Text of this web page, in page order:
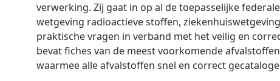
verwerking. Zij gaat in op al de toepasselijke
wetgeving radioactieve stoffen,
praktische vragen in verband met het veilig en
bevat fiches van de meest voorkomende
waarmee alle afvalstoffen snel en correct